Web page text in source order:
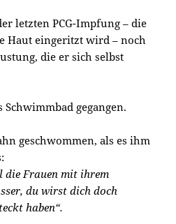
letzten PCG-Impfung – die
Haut eingeritzt wird – noch
die er sich selbst
gegangen.
geschwommen, als es ihm
die Frauen mit ihrem
du wirst dich doch
haben“.